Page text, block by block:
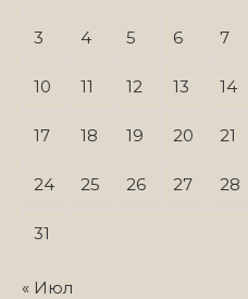
3 4 5 6 7
10 11 12 13 14
17 18 19 20 21
24 25 26 27 28
31
« Июл